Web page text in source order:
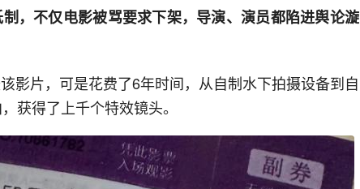
，不仅电影被骂要求下架，导演、演员都陷进舆论漩
影片，可是花费了6年时间，从自制水下拍摄设备到自
获得了上千个特效镜头。